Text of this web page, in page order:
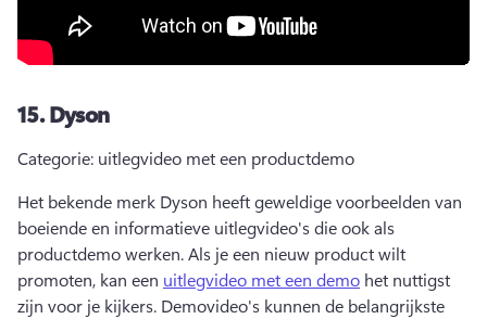
15.Dyson
Categorie: uitlegvideo met een productdemo
Het bekende merk Dyson heeft geweldige voorbeelden van
boeiende en informatieve uitlegvideo's die ook als
productdemo werken. Als je een nieuw product wilt
promoten, kan een uitlegvideo met een demo het nuttigst
zijn voor je kijkers. Demovideo's kunnen de belangrijkste